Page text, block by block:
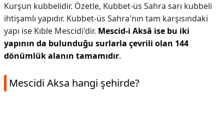
Kurşun kubbelidir. Özetle, Kubbet-üs Sahra sarı kubbeli
ihtişamlı yapıdır. Kubbet-üs Sahra'nın tam karşısındaki
yapı ise Kıble Mescidi'dir. Mescid-i Aksâ ise bu iki
yapının da bulunduğu surlarla çevrili olan 144
dönümlük alanın tamamıdır.
Mescidi Aksa hangi şehirde?